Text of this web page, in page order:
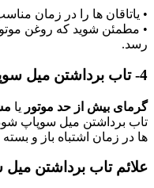
• یاتاقان ها را در زمان
• مطمئن شوید که روغن
رسد.
4- تاب برداشتن میل سوپاپ
گرمای بیش از حد موتور یا
تاب برداشتن میل سوپاپ
ها در زمان اشتباه باز و
علائم تاب برداشتن